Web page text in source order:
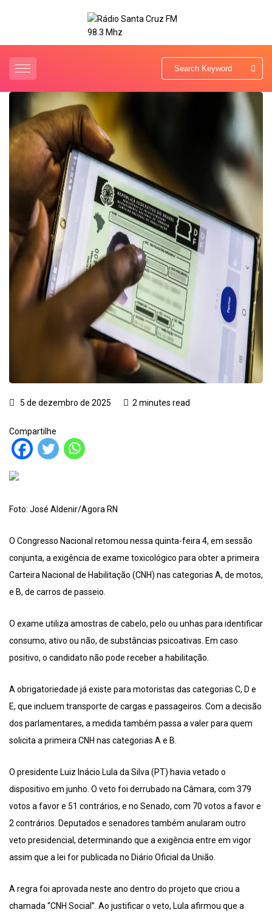
5 de dezembro de 2025 2 minutes read
Compartilhe
Foto: José Aldenir/Agora RN
O Congresso Nacional retomou nessa quinta-feira 4, em sessão
conjunta, a exigência de exame toxicológico para obter a primeira
Carteira Nacional de Habilitação (CNH) nas categorias A, de motos,
e B, de carros de passeio.
O exame utiliza amostras de cabelo, pelo ou unhas para identificar
consumo, ativo ou não, de substâncias psicoativas. Em caso
positivo, o candidato não pode receber a habilitação.
A obrigatoriedade já existe para motoristas das categorias C, D e
E, que incluem transporte de cargas e passageiros. Com a decisão
dos parlamentares, a medida também passa a valer para quem
solicita a primeira CNH nas categorias A e B.
O presidente Luiz Inácio Lula da Silva (PT) havia vetado o
dispositivo em junho. O veto foi derrubado na Câmara, com 379
votos a favor e 51 contrários, e no Senado, com 70 votos a favor e
2 contrários. Deputados e senadores também anularam outro
veto presidencial, determinando que a exigência entre em vigor
assim que a lei for publicada no Diário Oficial da União.
A regra foi aprovada neste ano dentro do projeto que criou a
chamada “CNH Social”. Ao justificar o veto, Lula afirmou que a